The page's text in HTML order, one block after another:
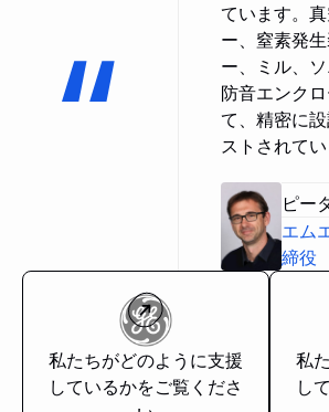
ています。
ー、窒素発
ー、ミル、
防音エンク
て、精密に
ストされて
ピー
エム
締役
私たちがどのように支援
しているかをご覧くださ
私
し